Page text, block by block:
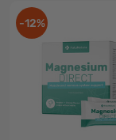
-12%